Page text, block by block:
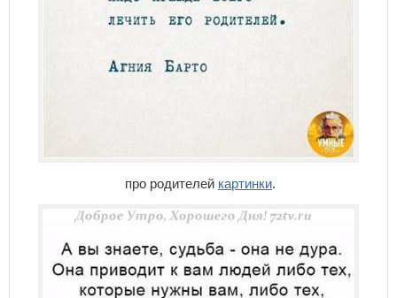
про родителей картинки.